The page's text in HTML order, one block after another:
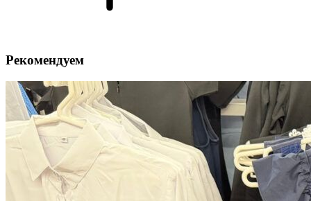
Рекомендуем